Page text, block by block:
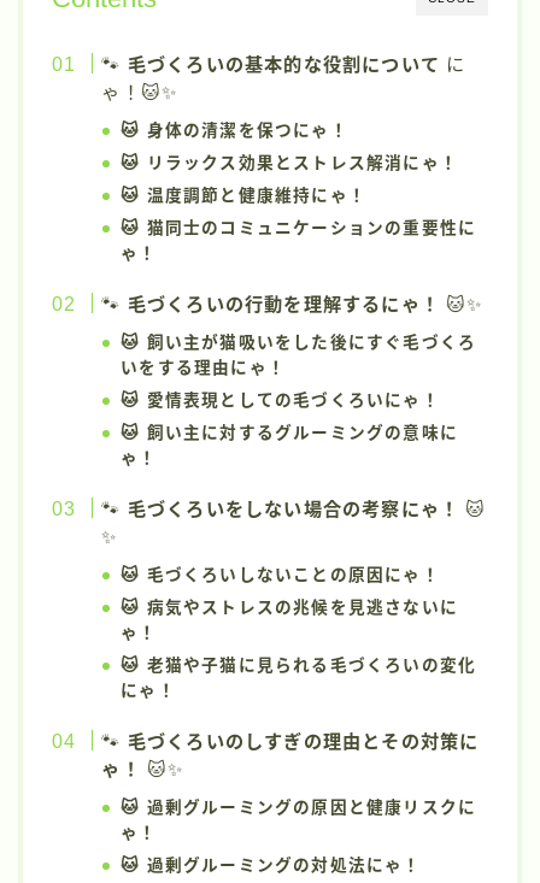
🐾 毛づくろいの基本的な役割について に
ゃ！🐱✨
🐱 身体の清潔を保つにゃ！
🐱 リラックス効果とストレス解消にゃ！
🐱 温度調節と健康維持にゃ！
🐱 猫同士のコミュニケーションの重要性に
ゃ！
🐾 毛づくろいの行動を理解するにゃ！ 🐱✨
🐱 飼い主が猫吸いをした後にすぐ毛づくろ
いをする理由にゃ！
🐱 愛情表現としての毛づくろいにゃ！
🐱 飼い主に対するグルーミングの意味に
ゃ！
🐾 毛づくろいをしない場合の考察にゃ！
🐱
✨
🐱 毛づくろいしないことの原因にゃ！
🐱 病気やストレスの兆候を見逃さないに
ゃ！
🐱 老猫や子猫に見られる毛づくろいの変化
にゃ！
🐾 毛づくろいのしすぎの理由とその対策に
ゃ！
🐱✨
🐱 過剰グルーミングの原因と健康リスクに
ゃ！
🐱 過剰グルーミングの対処法にゃ！